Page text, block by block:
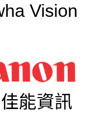
Vision
能資訊